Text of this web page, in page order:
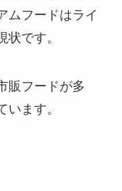
ムフードはライ
です。
販フードが多
います。